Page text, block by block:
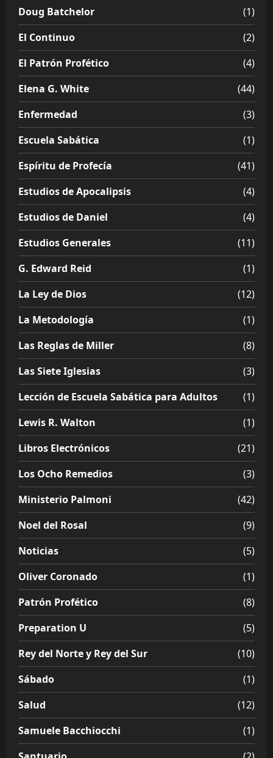
Doug Batchelor
(1)
El Continuo
(2)
El Patrón Profético
(4)
Elena G. White
(44)
Enfermedad
(3)
Escuela Sabática
(1)
Espíritu de Profecía
(41)
Estudios de Apocalipsis
(4)
Estudios de Daniel
(4)
Estudios Generales
(11)
G. Edward Reid
(1)
La Ley de Dios
(12)
La Metodología
(1)
Las Reglas de Miller
(8)
Las Siete Iglesias
(3)
Lección de Escuela Sabática para Adultos
(1)
Lewis R. Walton
(1)
Libros Electrónicos
(21)
Los Ocho Remedios
(3)
Ministerio Palmoni
(42)
Noel del Rosal
(9)
Noticias
(5)
Oliver Coronado
(1)
Patrón Profético
(8)
Preparation U
(5)
Rey del Norte y Rey del Sur
(10)
Sábado
(1)
Salud
(12)
Samuele Bacchiocchi
(1)